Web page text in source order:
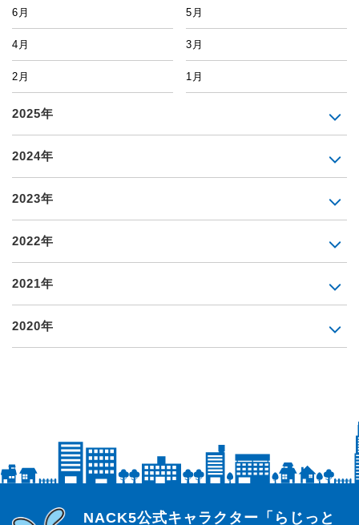
6月 5月
4月 3月
2月 1月
2025年
2024年
2023年
2022年
2021年
2020年
らじっと君
NACK5公式キャラクター「らじっと